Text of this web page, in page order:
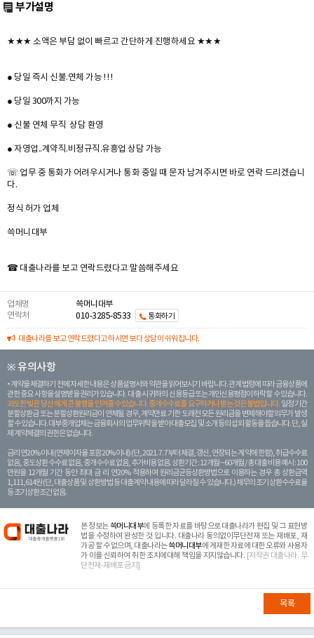
부가설명
★★★ 소액은 부담 없이 빠르고 간단하게 진행하세요 ★★★
● 당일 즉시 신불.연체 가능 ! ! !
● 당일 300까지 가능
● 신불 연체 무직 상담 환영
● 자영업..계약직.비정규직.유흥업 상담 가능
☏ 업무 중 통화가 어려우시거나 통화 중일 때 문자 남겨주시면 바로 연락 드리겠습니
다.
정식 허가 업체
쓱머니대부
☎ 대출나라를 보고 연락드렸다고 말씀해주세요
업체명
쓱머니대부
연락처
010-3285-8533 통화하기
대출나라를 보고 연락드렸다고 하시면 보다 상담이 쉬워집니다.
※ 유의사항
계약을 체결하기 전에 자세한 내용은 상품설명서와 약관을 읽어보시기 바랍니다. 관계 법령에 따라 금융상품에
관한 중요 사항을 설명받을 권리가 있습니다. 대 출 시 귀하의 신용등급 또는 개인신용평점이 하락할 수 있습니다.
과도한 빚은 당신 에게 큰 불행을 안겨줄 수 있습니다. 중개수수료를 요구하거나 받는 것은 불법입니다. 일정 기간
분할상환금 또는 분할상환원리금이 연체될 경우, 계약만료 기한 도래전 모든 원리금을 변제해야할 의무가 발생
할 수 있습니다. 대부중개업체는 금융회사의 업무위탁을 받아 대출모집 및 소개 등의 섭외 활동을 돕습니다. 단, 실
제 계약체결의 권한은 없습니다.
금리 연20% 이내 (연체이자율 포함 20% 이내) (단, 2021. 7. 7부터 체결, 갱신, 연장되는 계 약에 한함), 취급수수료
없음, 중도상환 수수료 없음, 중개수수료 없음, 추가비용 없음. 상환기간 : 12개월 ~ 60개월 / 총 대출 비용 예시 : 100
만원을 12개월 기간 동안 최대 금 리 연20% 적용하여 원리금균등상환방법으로 이용하는 경우 총 상환금액
1,111,614원 (단, 대출상품 및 상환방법 등 대출계약 내용에 따라 달라질 수 있습니다.) 채무의 조기 상환수수료율
등 조기상환조건 없음.
본 정보는 쓱머니대부에 등록한 자료를 바탕으로 대출나라가 편집 및 그 표현방
법을 수정하여 완성한 것 입니다. 대출나라 동의없이무단전재 또는 재배포, 재
가공 할 수 없으며, 대출나라는쓱머니대부에 게재한 자료에 대한 오류와 사용자
가 이를 신뢰하여 취한 조치에대해 책임을 지지않습니다. [저작권 대출나라. 무
단전재-재배포 금지]
목록